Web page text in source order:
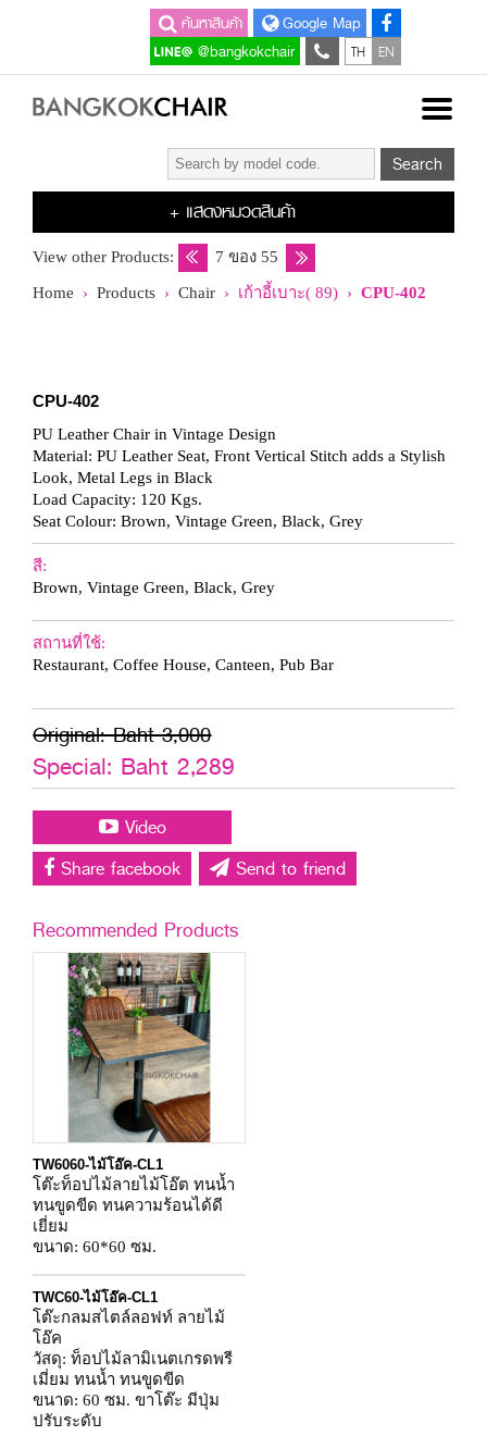
ค้นหาสินค้า
Google Map
@bangkokchair
TH EN
+ แสดงหมวดสินค้า
View other Products: 7 ของ 55
Home ›Products ›Chair › เก้าอี้เบาะ( 89) ›CPU-402
CPU-402
PU Leather Chair in Vintage Design
Material: PU Leather Seat, Front Vertical Stitch adds a Stylish
Look, Metal Legs in Black
Load Capacity: 120 Kgs.
Seat Colour: Brown, Vintage Green, Black, Grey
สี:
Brown, Vintage Green, Black, Grey
สถานที่ใช้:
Restaurant, Coffee House, Canteen, Pub Bar
Original: Baht 3,000
Special: Baht 2,289
Video
Share facebook
Send to friend
Recommended Products
TW6060-ไม้โอ๊ค-CL1
โต๊ะท็อปไม้ลายไม้โอ๊ต ทนน้ำ
ทนขูดขีด ทนความร้อนได้ดี
เยี่ยม
ขนาด: 60*60 ซม.
TWC60-ไม้โอ๊ค-CL1
โต๊ะกลมสไตล์ลอฟท์ ลายไม้
โอ๊ค
วัสดุ: ท็อปไม้ลามิเนตเกรดพรี
เมี่ยม ทนน้ำ ทนขูดขีด
ขนาด: 60 ซม. ขาโต๊ะ มีปุ่ม
ปรับระดับ